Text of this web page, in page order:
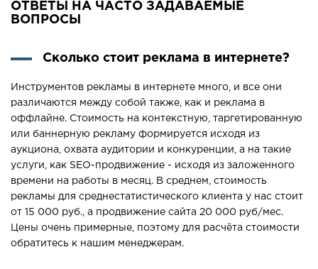
ОТВЕТЫ НА ЧАСТО ЗАДАВАЕМЫЕ
ВОПРОСЫ
Сколько стоит реклама в интернете?
Инструментов рекламы в интернете много, и все они
различаются между собой также, как и реклама в
оффлайне. Стоимость на контекстную, таргетированную
или баннерную рекламу формируется исходя из
аукциона, охвата аудитории и конкуренции, а на такие
услуги, как SEO-продвижение - исходя из заложенного
времени на работы в месяц. В среднем, стоимость
рекламы для среднестатистического клиента у нас стоит
от 15 000 руб., а продвижение сайта 20 000 руб/мес.
Цены очень примерные, поэтому для расчёта стоимости
обратитесь к нашим менеджерам.